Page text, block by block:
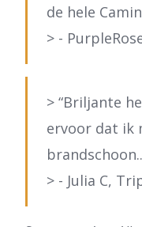
de hele
> -
> “Briljante
ervoor dat ik
> - Julia C,